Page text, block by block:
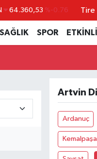
64.360,53 %-0.76
47,7069 %0.17
55,0265 %0.01
13.887
Tire
SPOR
Artvin
Ardanuç
Kemalpaşa